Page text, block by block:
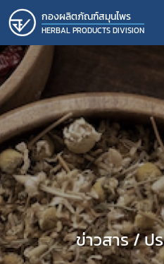
กองผลิตภัณฑ์สมุนไพร
HERBAL PRODUCTS DIVISION
ข่าวสาร / ป